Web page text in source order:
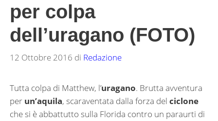
per colpa
dell’uragano (FOTO)
12 Ottobre 2016 di Redazione
Tutta colpa di Matthew, l’uragano. Brutta avventura
per un’aquila, scaraventata dalla forza del ciclone
che si è abbattutto sulla Florida contro un paraurti di